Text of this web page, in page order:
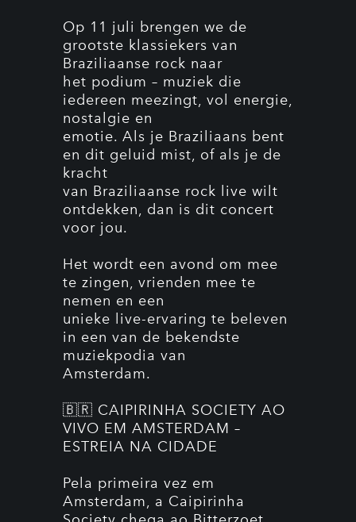
Op 11 juli brengen we de
grootste klassiekers van
Braziliaanse rock naar
het podium – muziek die
iedereen meezingt, vol energie,
nostalgie en
emotie. Als je Braziliaans bent
en dit geluid mist, of als je de
kracht
van Braziliaanse rock live wilt
ontdekken, dan is dit concert
voor jou.
Het wordt een avond om mee
te zingen, vrienden mee te
nemen en een
unieke live-ervaring te beleven
in een van de bekendste
muziekpodia van
Amsterdam.
🇧🇷 CAIPIRINHA SOCIETY AO
VIVO EM AMSTERDAM –
ESTREIA NA CIDADE
Pela primeira vez em
Amsterdam, a Caipirinha